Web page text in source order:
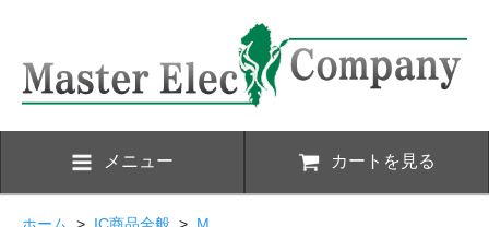
メニュー カートを見る